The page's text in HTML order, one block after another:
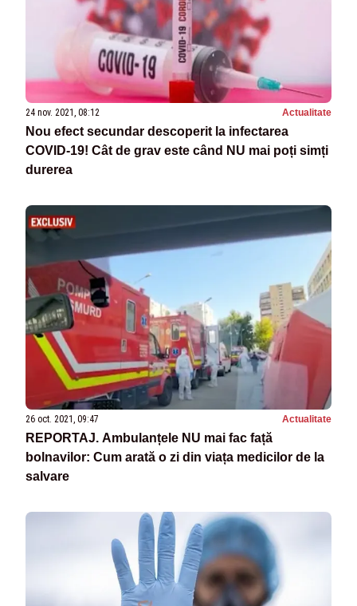
24 nov. 2021, 08:12 Actualitate
Nou efect secundar descoperit la infectarea
COVID-19! Cât de grav este când NU mai poți simți
durerea
26 oct. 2021, 09:47 Actualitate
REPORTAJ. Ambulanțele NU mai fac față
bolnavilor: Cum arată o zi din viața medicilor de la
salvare